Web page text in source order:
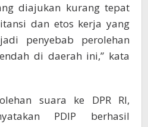
diajukan kurang tepat
dan etos kerja yang
penyebab perolehan
di daerah ini,” kata
suara ke DPR RI,
PDIP berhasil